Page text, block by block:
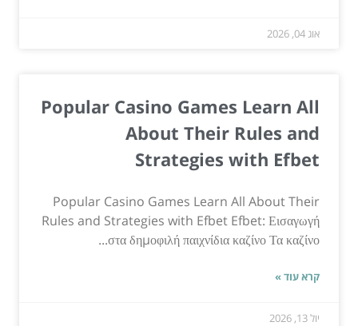
אוג 04, 2026
Popular Casino Games Learn All
About Their Rules and
Strategies with Efbet
Popular Casino Games Learn All About Their
Rules and Strategies with Efbet Efbet: Εισαγωγή
στα δημοφιλή παιχνίδια καζίνο Τα καζίνο...
קרא עוד »
יול 13, 2026